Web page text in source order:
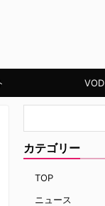
VOD
カテゴリー
TOP
ニュース